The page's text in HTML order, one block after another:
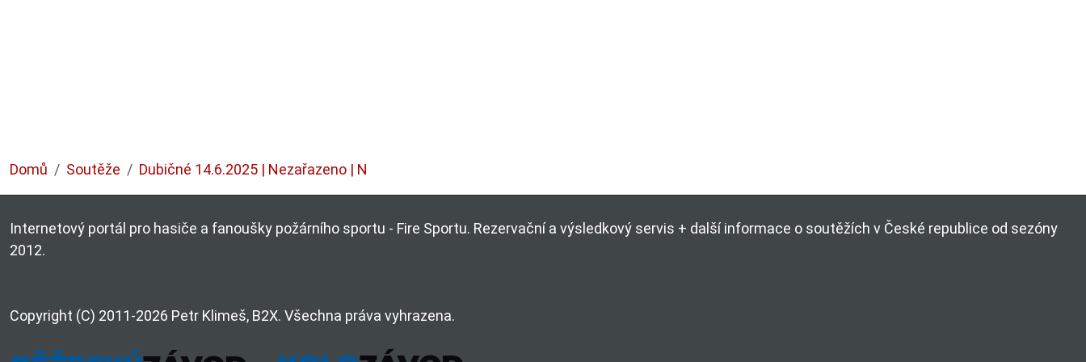
Domů Soutěže Dubičné 14.6.2025 | Nezařazeno | N
Internetový portál pro hasiče a fanoušky požárního sportu - Fire Sportu. Rezervační a výsledkový servis + další informace o soutěžích v České republice od sezóny
2012.
Copyright (C) 2011-2026 Petr Klimeš, B2X. Všechna práva vyhrazena.